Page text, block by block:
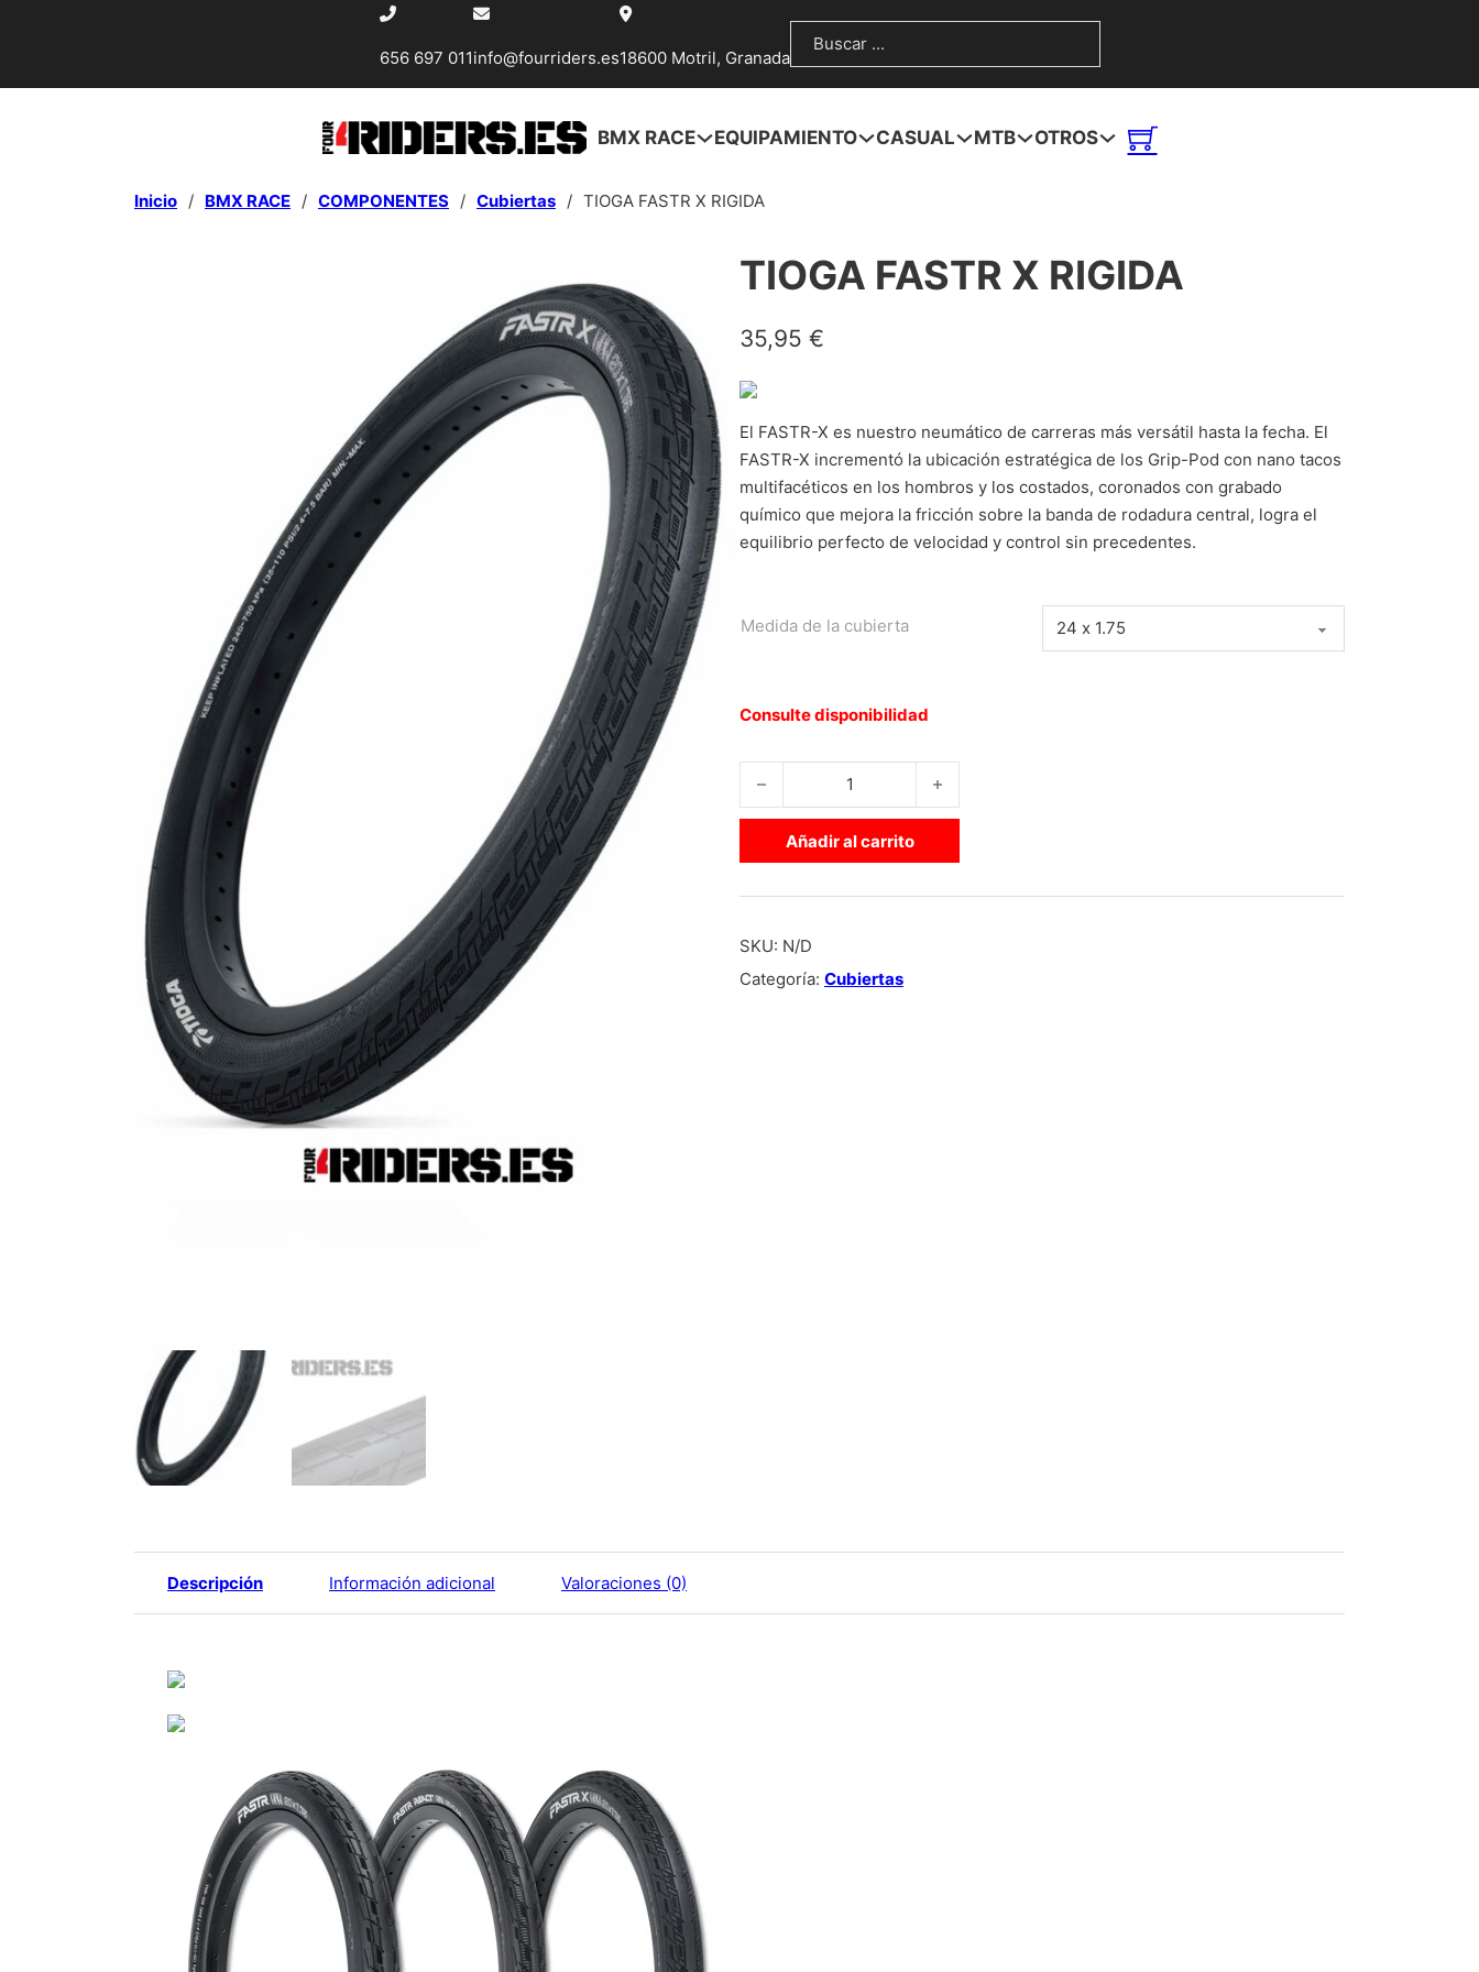
656 697 011info@fourriders.es18600 Motril, GranadaBuscar
BMX RACE EQUIPAMIENTO CASUAL MTB OTROS
Inicio / BMX RACE / COMPONENTES / Cubiertas / TIOGA FASTR X RIGIDA
TIOGA FASTR X RIGIDA
35,95 €
El FASTR-X es nuestro neumático de carreras más versátil hasta la fecha. El
FASTR-X incrementó la ubicación estratégica de los Grip-Pod con nano tacos
multifacéticos en los hombros y los costados, coronados con grabado
químico que mejora la fricción sobre la banda de rodadura central, logra el
equilibrio perfecto de velocidad y control sin precedentes.
Medida de la cubierta
Consulte disponibilidad
TIOGA FASTR X RIGIDA cantidad
Añadir al carrito
SKU: N/D
Categoría: Cubiertas
Descripción Información adicional Valoraciones (0)